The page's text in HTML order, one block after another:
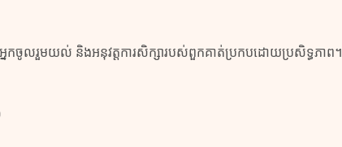
ថាអ្នកចូលរួមយល់ និងអនុវត្តការសិក្សារបស់ពួកគាត់ប្រកបដោយប្រសិទ្ធភាព។